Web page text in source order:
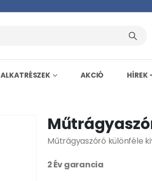
ALKATRÉSZEK AKCIÓ HÍREK
Műtrágyaszóró különféle
2 Év garancia